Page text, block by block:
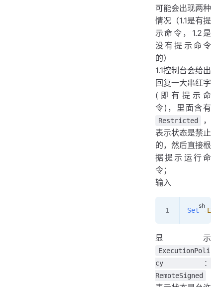
可能会出现两种
情况（1.1是有提
示命令，1.2是
没有提示命令
的）
1.1控制台会给出
回复一大串红字
(即有提示命
令)，里面含有
Restricted
，
表示状态是禁止
的，然后直接根
据提示运行命
令；
输入
Set -
显示
ExecutionPoli
cy：
RemoteSigned